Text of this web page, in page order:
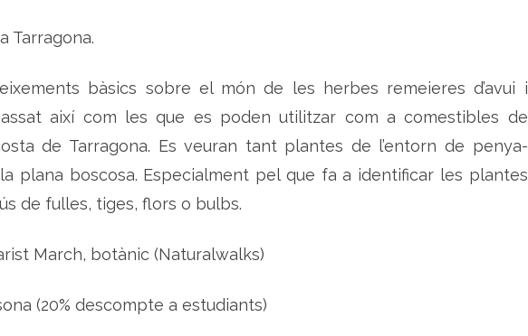
o
r
l
a
r
a
n
r
d
Tarragona.
bàsics sobre el món de les herbes remeieres d’avui i
així com les que es poden utilitzar com a comestibles de
de Tarragona. Es veuran tant plantes de l’entorn de penya-
plana boscosa. Especialment pel que fa a identificar les plantes
de fulles, tiges, flors o bulbs.
March, botànic (Naturalwalks)
(20% descompte a estudiants)